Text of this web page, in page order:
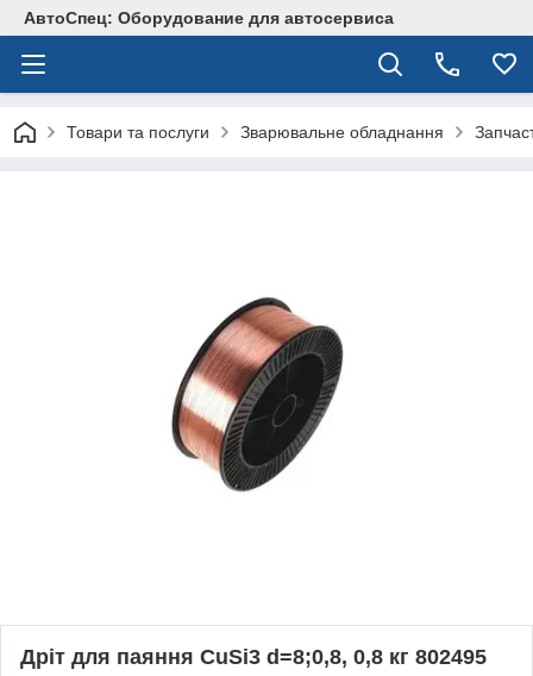
АвтоСпец: Оборудование для автосервиса
Товари та послуги Зварювальне обладнання
Дріт для паяння CuSi3 d=8;0,8, 0,8 кг 802495